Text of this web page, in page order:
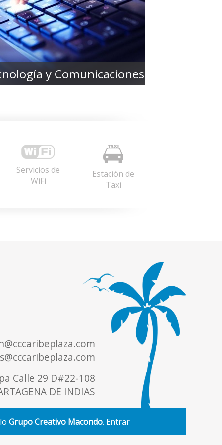
y Comunicaciones
Servicios de
WiFi
Estación de
Taxi
Calle 29 D#22-108
DE INDIAS
Grupo Creativo Macondo. Entrar